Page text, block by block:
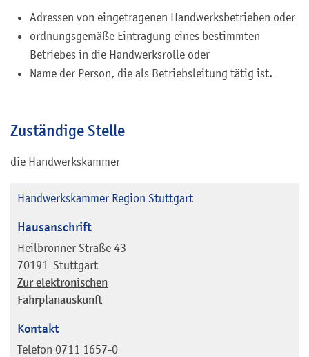
Adressen von eingetragenen Handwerksbetrieben oder
ordnungsgemäße Eintragung eines bestimmten
Betriebes in die Handwerksrolle oder
Name der Person, die als Betriebsleitung tätig ist.
Zuständige Stelle
die Handwerkskammer
Handwerkskammer Region Stuttgart
Hausanschrift
Heilbronner Straße 43
70191 Stuttgart
Zur elektronischen
Fahrplanauskunft
Kontakt
Telefon 0711 1657-0